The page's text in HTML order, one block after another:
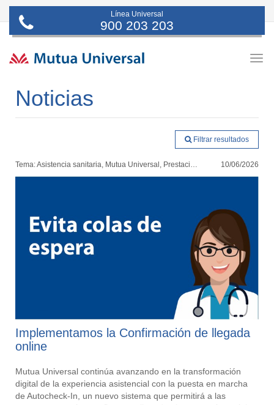
Línea Universal
900 203 203
Noticias
Filtrar resultados
Tema: Asistencia sanitaria, Mutua Universal, Prestaciones 10/06/2026
Implementamos la Confirmación de llegada
online
Mutua Universal continúa avanzando en la transformación
digital de la experiencia asistencial con la puesta en marcha
de Autocheck-In, un nuevo sistema que permitirá a las